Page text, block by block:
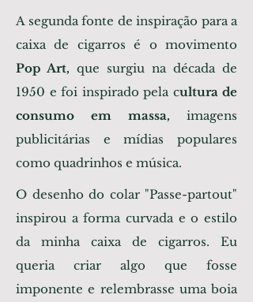
A segunda fonte de inspiração para a
caixa de cigarros é o movimento
Pop Art, que surgiu na década de
1950 e foi inspirado pela cultura de
consumo em massa, imagens
publicitárias e mídias populares
como quadrinhos e música.
O desenho do colar "Passe-partout"
inspirou a forma curvada e o estilo
da minha caixa de cigarros. Eu
queria criar algo que fosse
imponente e relembrasse uma boia